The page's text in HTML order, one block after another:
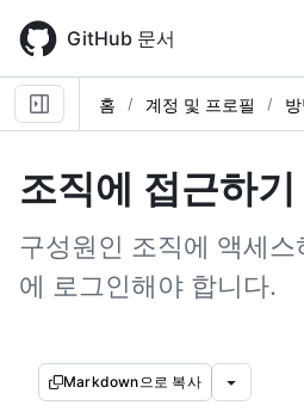
main
content
GitHub 문서
홈 계정 및 프로필
조직에 접근하기
구성원인 조직에 액세스
에 로그인해야 합니다.
Markdown으로 복사